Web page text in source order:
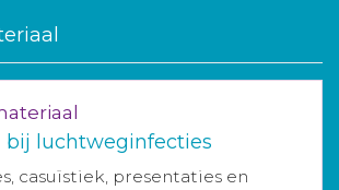
luchtweginfecties
casuïstiek, presentaties en